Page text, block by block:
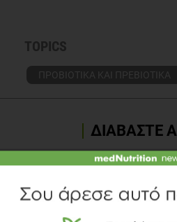
TOPICS
ΠΡΟΒΙΟΤΙΚΑ ΚΑΙ ΠΡΕΒΙΟΤΙΚΑ
ΔΙΑΒΑΣΤΕ